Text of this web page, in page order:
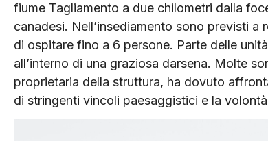
fiume Tagliamento a due chilometri dalla
canadesi. Nell’insediamento sono previsti
di ospitare fino a 6 persone. Parte delle
all’interno di una graziosa darsena. Molte
proprietaria della struttura, ha dovuto
di stringenti vincoli paesaggistici e la